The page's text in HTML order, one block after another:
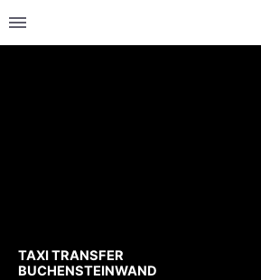
TAXI TRANSFER
BUCHENSTEINWAND